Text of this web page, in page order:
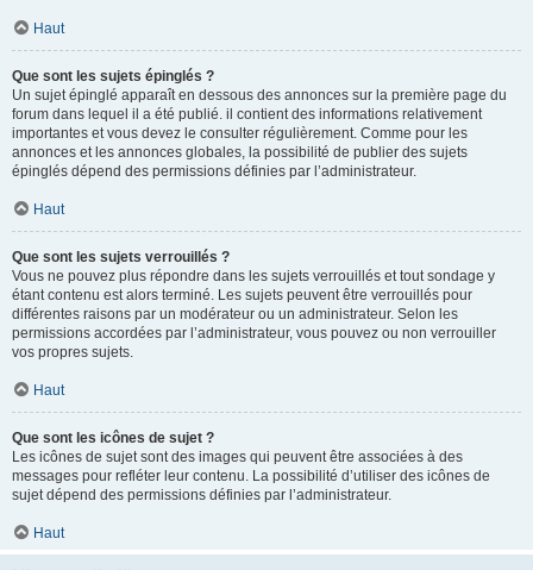
Haut
Que sont les sujets épinglés ?
Un sujet épinglé apparaît en dessous des annonces sur la première page du
forum dans lequel il a été publié. il contient des informations relativement
importantes et vous devez le consulter régulièrement. Comme pour les
annonces et les annonces globales, la possibilité de publier des sujets
épinglés dépend des permissions définies par l’administrateur.
Haut
Que sont les sujets verrouillés ?
Vous ne pouvez plus répondre dans les sujets verrouillés et tout sondage y
étant contenu est alors terminé. Les sujets peuvent être verrouillés pour
différentes raisons par un modérateur ou un administrateur. Selon les
permissions accordées par l’administrateur, vous pouvez ou non verrouiller
vos propres sujets.
Haut
Que sont les icônes de sujet ?
Les icônes de sujet sont des images qui peuvent être associées à des
messages pour refléter leur contenu. La possibilité d’utiliser des icônes de
sujet dépend des permissions définies par l’administrateur.
Haut